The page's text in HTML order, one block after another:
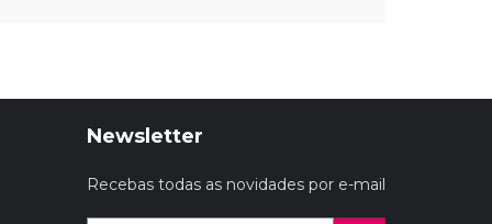
Newsletter
Recebas todas as novidades por e-mail